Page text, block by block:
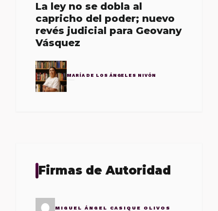
La ley no se dobla al
capricho del poder; nuevo
revés judicial para Geovany
Vásquez
MARÍA DE LOS ÁNGELES NIVÓN
Firmas de Autoridad
MIGUEL ÁNGEL CASIQUE OLIVOS